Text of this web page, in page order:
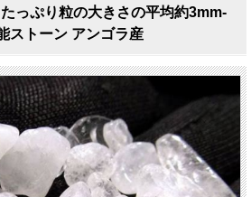
っぷり粒の大きさの平均約3mm-
ストーン アンゴラ産